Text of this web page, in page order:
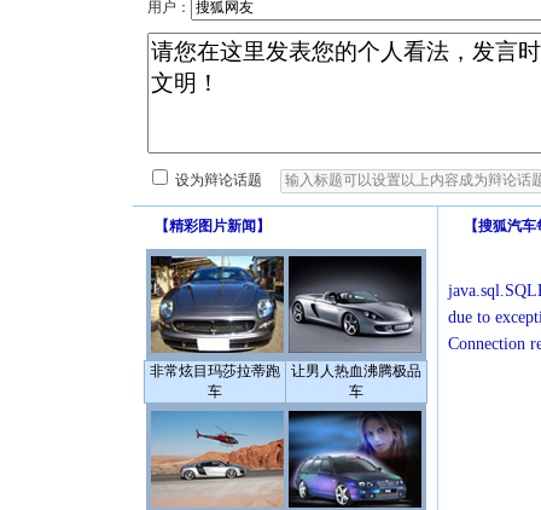
用户：
设为辩论话题
【精彩图片新闻 】
非常炫目玛莎拉蒂跑
车
让男人热血沸腾极品
车
【搜狐汽车
due to
Connection